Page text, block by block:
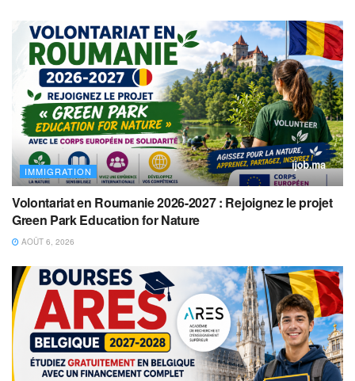
IMMIGRATION
Volontariat en Roumanie 2026-2027 : Rejoignez le projet
Green Park Education for Nature
AOÛT 6, 2026